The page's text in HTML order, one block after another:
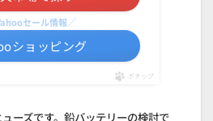
セール情報／
ショッピング
ポチップ
ーズです。鉛バッテリーの検討で